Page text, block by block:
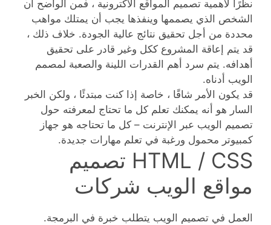
نظرًا لأهمية تصميم المواقع الاكترونية ، فمن الواضح أن
الشخص الذي يصممها وينفذها يجب أن يمتلك مواهب
محددة من أجل تحقيق نتائج عالية الجودة. خلاف ذلك ،
قد يتم إعاقة المشروع ككل وغير قادر على تحقيق
أهدافه. يتم سرد أهم القدرات اللينة والصعبة لمصمم
الويب أدناه.
قد يكون الأمر شاقًا ، خاصة إذا كنت مبتدئًا ، ولكن الخبر
السار هو أنه يمكنك تعلم كل ما تحتاج لمعرفته حول
تصميم الويب عبر الإنترنت – كل ما تحتاجه هو جهاز
كمبيوتر محمول ورغبة في تعلم مهارات جديدة.
HTML / CSS تصميم
مواقع الويب شركات
العمل في تصميم الويب يتطلب خبرة في البرمجة.